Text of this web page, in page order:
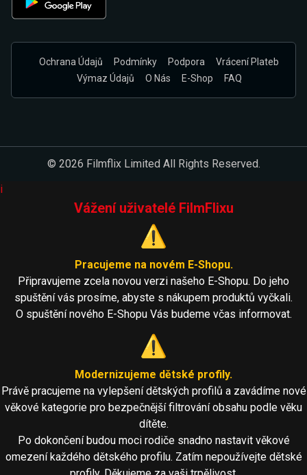
Ochrana Údajů Podmínky Podpora
Vrácení Plateb
Výmaz Údajů
O Nás E-Shop FAQ
© 2026 Filmflix Limited All Rights Reserved.
i
Vážení uživatelé FilmFlixu
⚠️
Pracujeme na novém E-Shopu.
Připravujeme zcela novou verzi našeho E-Shopu. Do jeho
spuštění vás prosíme, abyste s nákupem produktů vyčkali.
O spuštění nového E-Shopu Vás budeme včas informovat.
⚠️
Modernizujeme dětské profily.
Právě pracujeme na vylepšení dětských profilů a zavádíme nové
věkové kategorie pro bezpečnější filtrování obsahu podle věku
dítěte.
Po dokončení budou moci rodiče snadno nastavit věkové
omezení každého dětského profilu. Zatím nepoužívejte dětské